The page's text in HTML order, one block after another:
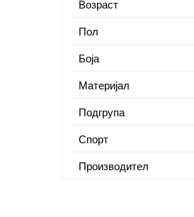
Возраст
Пол
Боја
Материјал
Подгрупа
Спорт
Производител